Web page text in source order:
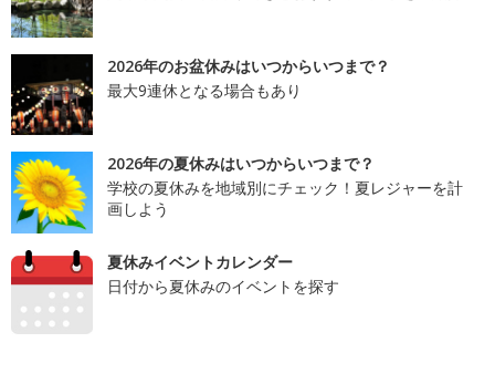
2026年のお盆休みはいつからいつまで？
最大9連休となる場合もあり
2026年の夏休みはいつからいつまで？
学校の夏休みを地域別にチェック！夏レジャーを計
画しよう
夏休みイベントカレンダー
日付から夏休みのイベントを探す